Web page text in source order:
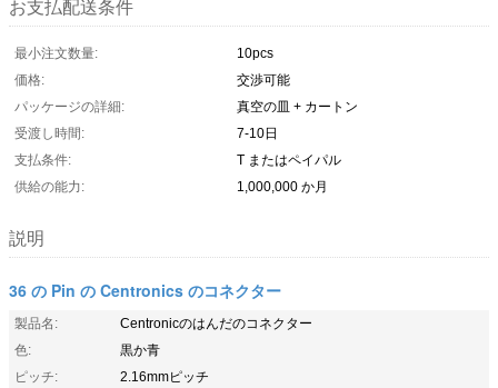
お支払配送条件
最小注文数量:
10pcs
価格:
交渉可能
パッケージの詳細:
真空の皿 + カートン
受渡し時間:
7-10日
支払条件:
T またはペイパル
供給の能力:
1,000,000 か月
説明
36 の Pin の Centronics のコネクター
製品名:
Centronicのはんだのコネクター
色:
黒か青
ピッチ:
2.16mmピッチ